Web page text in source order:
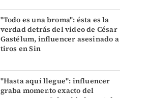
"Todo es una broma": ésta es la
verdad detrás del video de César
Gastélum, influencer asesinado a
tiros en Sin
"Hasta aquí llegue": influencer
graba momento exacto del